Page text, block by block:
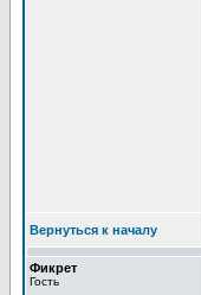
Вернуться к началу
Фикрет
Гость